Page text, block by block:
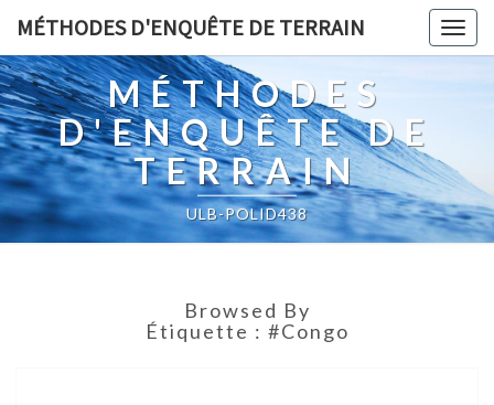
MÉTHODES D'ENQUÊTE DE TERRAIN
MÉTHODES
D'ENQUÊTE DE
TERRAIN
ULB-POLID438
Browsed By
Étiquette : #Congo